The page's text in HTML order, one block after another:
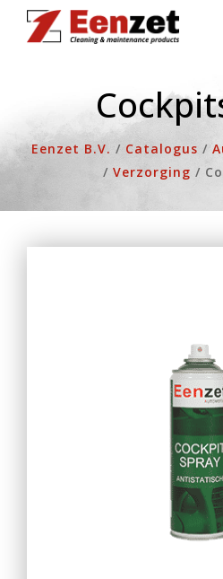
naar
Eenzet B.V. / Catalogus /
/ Verzorging /